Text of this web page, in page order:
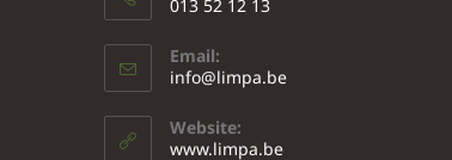
013 52 12 13
Email:
info@limpa.be
Website:
www.limpa.be